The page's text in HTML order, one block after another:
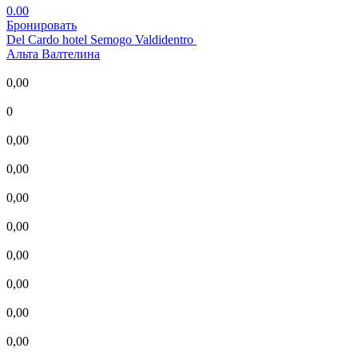
0.00
Бронировать
Del Cardo hotel Semogo Valdidentro
Альта Валтелина
0,00
0
0,00
0,00
0,00
0,00
0,00
0,00
0,00
0,00